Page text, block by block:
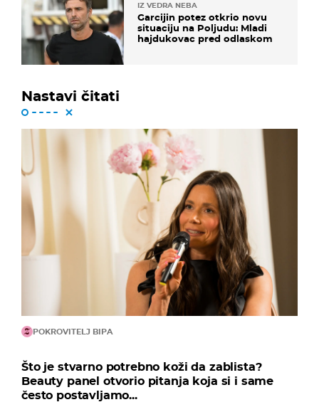
IZ VEDRA NEBA
Garcijin potez otkrio novu
situaciju na Poljudu: Mladi
hajdukovac pred odlaskom
Nastavi čitati
POKROVITELJ BIPA
Što je stvarno potrebno koži da zablista?
Beauty panel otvorio pitanja koja si i same
često postavljamo...